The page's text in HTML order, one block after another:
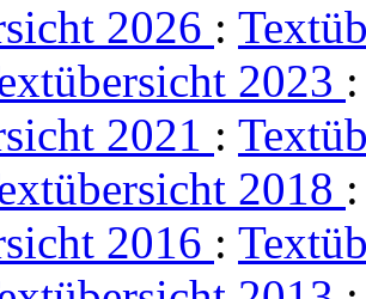
2026 :
2023
2021 :
2018
2016 :